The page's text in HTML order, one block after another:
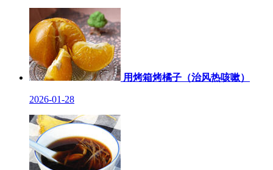
用烤箱烤橘子（治风热咳嗽）
2026-01-28